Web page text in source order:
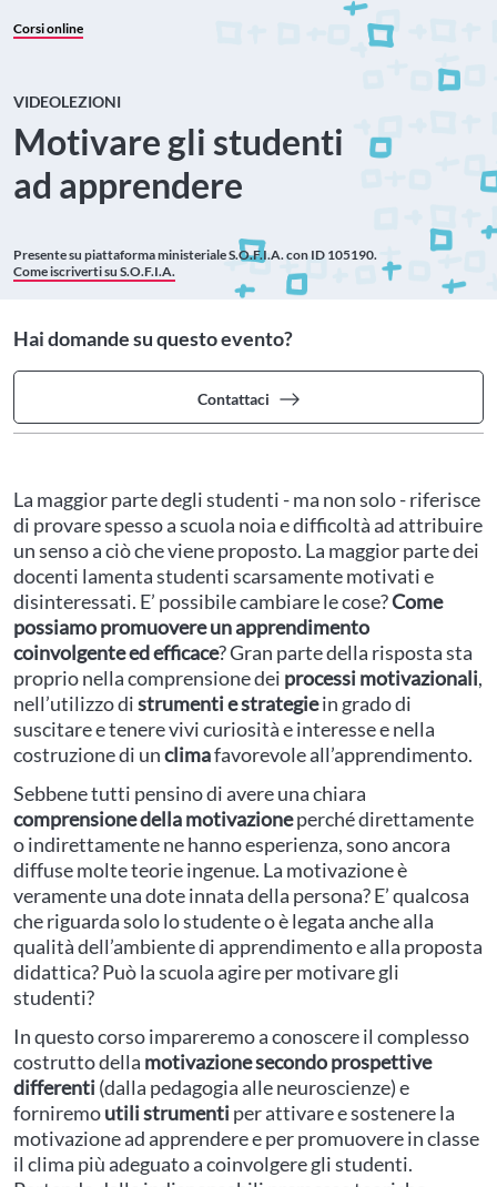
Corsi online
VIDEOLEZIONI
Motivare gli studenti
ad apprendere
Presente su piattaforma ministerialeS.O.F.I.A. con ID 105190.
Come iscriverti su S.O.F.I.A.
Hai domande su questo evento?
Contattaci
La maggior parte degli studenti - ma non solo - riferisce
di provare spesso a scuola noia e difficoltà ad attribuire
un senso a ciò che viene proposto. La maggior parte dei
docenti lamenta studenti scarsamente motivati e
disinteressati. E’ possibile cambiare le cose?Come
possiamo promuovere un apprendimento
coinvolgente ed efficace? Gran parte della risposta sta
proprio nella comprensione dei processi motivazionali,
nell’utilizzo distrumenti e strategiein grado di
suscitare e tenere vivi curiosità e interesse e nella
costruzione di unclimafavorevole all’apprendimento.
Sebbene tutti pensino di avere una chiara
comprensione della motivazioneperché direttamente
o indirettamente ne hanno esperienza, sono ancora
diffuse molte teorie ingenue. La motivazione è
veramente una dote innata della persona? E’ qualcosa
che riguarda solo lo studente o è legata anche alla
qualità dell’ambiente di apprendimento e alla proposta
didattica? Può la scuola agire per motivare gli
studenti?
In questo corso impareremo a conoscere il complesso
costrutto della motivazione secondo prospettive
differenti(dalla pedagogia alle neuroscienze) e
forniremoutili strumentiper attivare e sostenere la
motivazione ad apprendere e per promuovere in classe
il clima più adeguato a coinvolgere gli studenti.